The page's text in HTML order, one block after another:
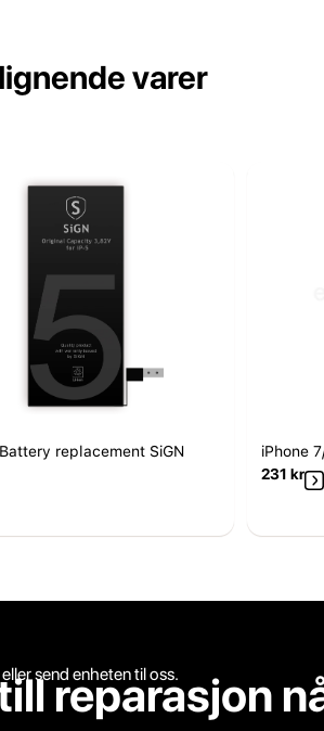
varer
replacement SiGN
iPhone
231 kr
send enheten til oss.
reparasjon